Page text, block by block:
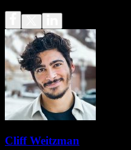
Cliff Weitzman